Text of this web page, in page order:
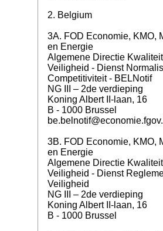
2. Belgium
3A. FOD Economie, KMO,
en Energie
Algemene Directie
Veiligheid - Dienst
Competitiviteit - BELNotif
NG III – 2de verdieping
Koning Albert II-laan, 16
B - 1000 Brussel
3B. FOD Economie, KMO,
en Energie
Algemene Directie
Veiligheid - Dienst
Veiligheid
NG III – 2de verdieping
Koning Albert II-laan, 16
B - 1000 Brussel